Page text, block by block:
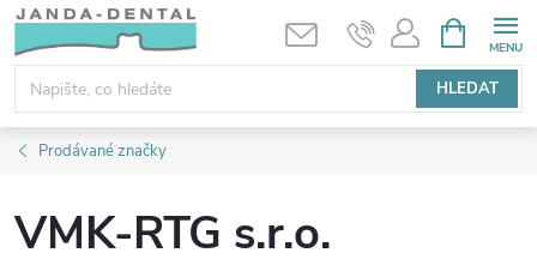
Přejít
obsah
HLEDAT
NÁKUPNÍ
KOŠÍK
Prodávané značky
VMK-RTG s.r.o.